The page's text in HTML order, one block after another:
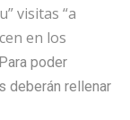
visitas “a
en los
Para poder
deberán rellenar